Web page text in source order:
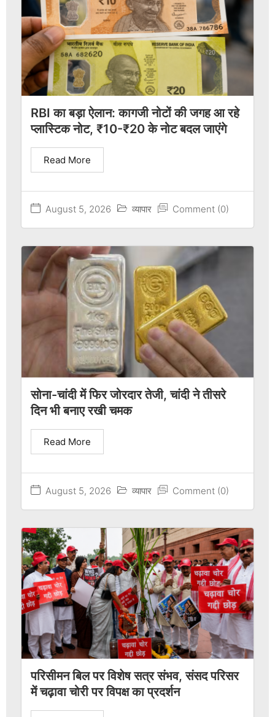
RBI का बड़ा ऐलान: कागजी नोटों की जगह आ रहे
प्लास्टिक नोट, ₹10-₹20 के नोट बदल जाएंगे
August 5, 2026 व्यापार Comment (0)
Read More
सोना-चांदी में फिर जोरदार तेजी, चांदी ने तीसरे
दिन भी बनाए रखी चमक
August 5, 2026 व्यापार Comment (0)
Read More
परिसीमन बिल पर विशेष सत्र संभव, संसद परिसर
में चढ़ावा चोरी पर विपक्ष का प्रदर्शन